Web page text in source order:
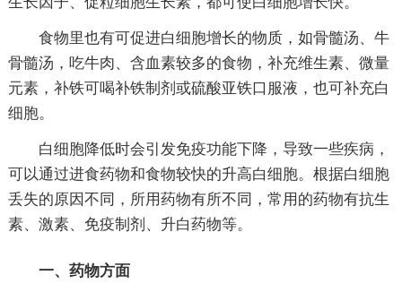
食物里也有可促进白细胞增长的物质，如骨髓汤、牛
骨髓汤，吃牛肉、含血素较多的食物，补充维生素、微量
元素，补铁可喝补铁制剂或硫酸亚铁口服液，也可补充白
细胞。
白细胞降低时会引发免疫功能下降，导致一些疾病，
可以通过进食药物和食物较快的升高白细胞。根据白细胞
丢失的原因不同，所用药物有所不同，常用的药物有抗生
素、激素、免疫制剂、升白药物等。
一、药物方面